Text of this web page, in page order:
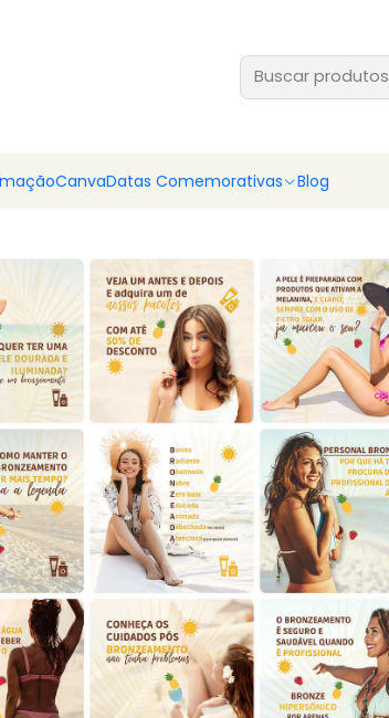
CanvaDatas Comemorativas Blog